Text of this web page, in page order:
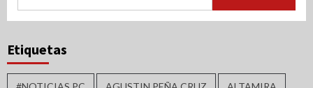
Etiquetas